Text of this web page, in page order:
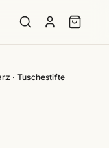
· Tuschestifte